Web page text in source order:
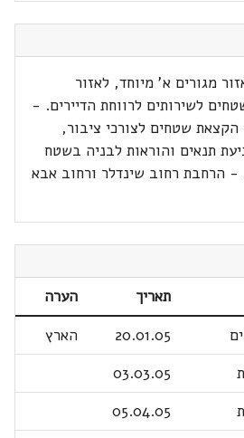
מגורים א' מיוחד, לאזור
לשירותים לרווחת הדיירים. -
שטחים לצורכי ציבור,
תנאים והוראות לבניה בשטח
- הרחבת רחוב שינדלר ורחוב אבא
תאריך
הערה
20.01.05
הארץ
03.03.05
05.04.05